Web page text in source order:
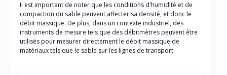
Il est important de noter que les conditions d'humidité et de
compaction du sable peuvent affecter sa densité, et donc le
débit massique. De plus, dans un contexte industriel, des
instruments de mesure tels que des débitmètres peuvent être
utilisés pour mesurer directement le débit massique de
matériaux tels que le sable sur les lignes de transport.